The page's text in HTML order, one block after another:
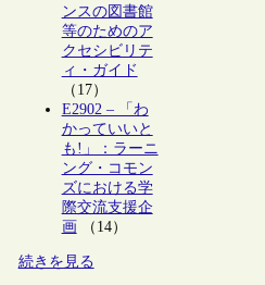
ンスの図書館
等のためのア
クセシビリテ
ィ・ガイド
（17）
E2902 – 「わ
かっていいと
も!」：ラーニ
ング・コモン
ズにおける学
際交流支援企
画（14）
続きを見る